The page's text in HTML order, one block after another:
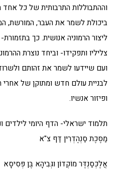
וההתבוללות התרבותית של כל
ביכולת לשמר את העבר, המורשת,
ליצור הרמוניה אנושית. כך
צליליו ותפקידו- וביחד נוצרת
ועם שיידעו לשמר את זהותם
לבניית עולם חדש ומתוקן של
ופיזור אנשיו.
תלמוד ישראלי- הדף היומי לילדים
מַסֶּכֶת סַנְהֶדְרִין דַּף צ"א
אֲלֶכְּסַנְדֶּר מוֹקְדוֹן וגְּבִיהָא בֶּן פְּסִיסָא